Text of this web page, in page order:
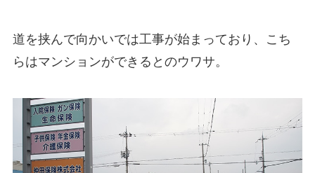
道を挟んで向かいでは工事が始まっており、こち
らはマンションができるとのウワサ。